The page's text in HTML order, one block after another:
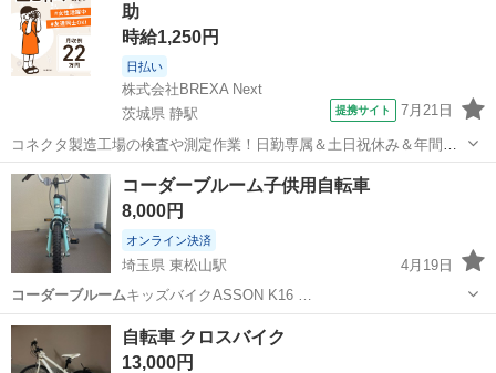
助
時給1,250円
日払い
株式会社BREXA Next
茨城県 静駅
提携サイト 7月21日
コネクタ製造工場の検査や測定作業！日勤専属＆土日祝休み＆年間休
日128日★クリーンルーム内作業★マイカー通勤OK＆無料駐車場あり
★就業先食堂利用可！日払い制度あり！《茨城県常陸大宮市》 人気の
工場のお仕事 ◇コネクタ製造工...
茨城 常陸大宮市 静駅 その他
コーダーブルーム子供用自転車
8,000円
オンライン決済
埼玉県 東松山駅
4月19日
コーダーブルームキッズバイクASSON K16 …
埼玉 東松山市 東松山駅 子供用自転車
コーダーブルーム
自転車 クロスバイク
13,000円